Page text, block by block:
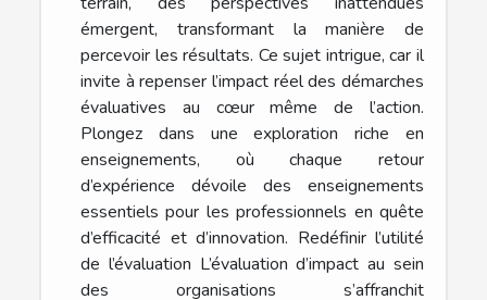
émergent, transformant la manière de
percevoir les résultats. Ce sujet intrigue, car il
invite à repenser l’impact réel des démarches
évaluatives au cœur même de l’action.
Plongez dans une exploration riche en
enseignements, où chaque retour
d’expérience dévoile des enseignements
essentiels pour les professionnels en quête
d’efficacité et d’innovation. Redéfinir l’utilité
de l’évaluation L’évaluation d’impact au sein
des organisations s’affranchit